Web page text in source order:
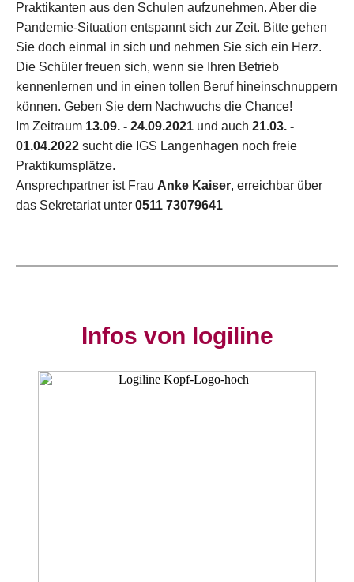
Praktikanten aus den Schulen aufzunehmen. Aber die
Pandemie-Situation entspannt sich zur Zeit. Bitte gehen
Sie doch einmal in sich und nehmen Sie sich ein Herz.
Die Schüler freuen sich, wenn sie Ihren Betrieb
kennenlernen und in einen tollen Beruf hineinschnuppern
können. Geben Sie dem Nachwuchs die Chance!
Im Zeitraum 13.09. - 24.09.2021 und auch 21.03. -
01.04.2022 sucht die IGS Langenhagen noch freie
Praktikumsplätze.
Ansprechpartner ist Frau Anke Kaiser, erreichbar über
das Sekretariat unter 0511 73079641
Infos von logiline